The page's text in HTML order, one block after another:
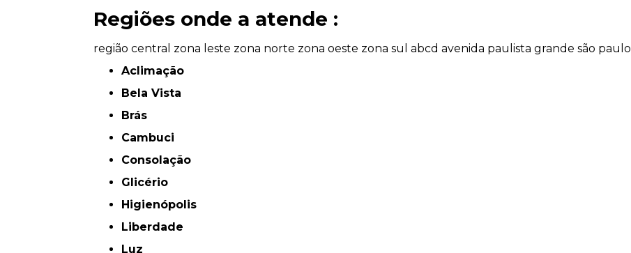
Regiões onde a atende :
região central zona leste zona norte zona oeste zona sul abcd avenida paulista grande são paulo
Aclimação
Bela Vista
Brás
Cambuci
Consolação
Glicério
Higienópolis
Liberdade
Luz